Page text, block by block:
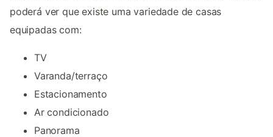
poderá ver que existe uma variedade de casas
equipadas com:
TV
Varanda/terraço
Estacionamento
Ar condicionado
Panorama